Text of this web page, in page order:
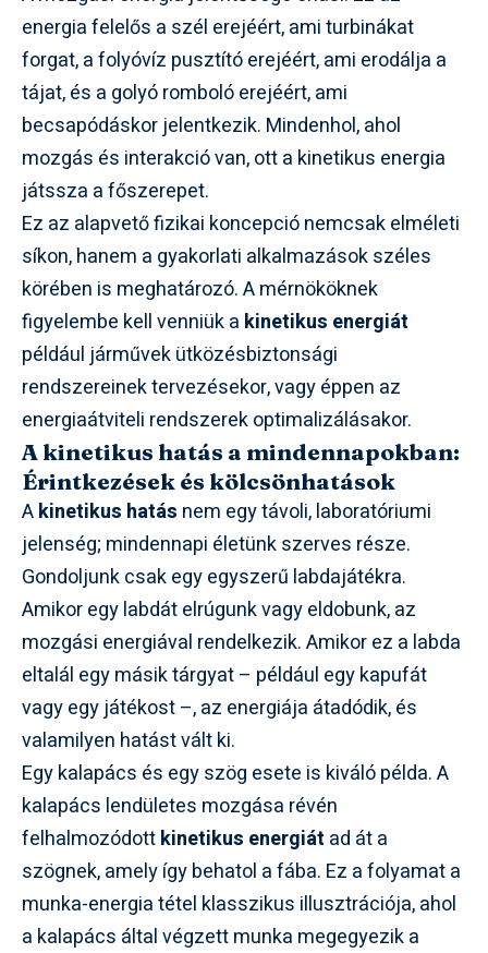
energia felelős a szél erejéért, ami turbinákat
forgat, a folyóvíz pusztító erejéért, ami erodálja a
tájat, és a golyó romboló erejéért, ami
becsapódáskor jelentkezik. Mindenhol, ahol
mozgás és interakció van, ott a kinetikus energia
játssza a főszerepet.
Ez az alapvető fizikai koncepció nemcsak elméleti
síkon, hanem a gyakorlati alkalmazások széles
körében is meghatározó. A mérnököknek
figyelembe kell venniük a kinetikus energiát
például járművek ütközésbiztonsági
rendszereinek tervezésekor, vagy éppen az
energiaátviteli rendszerek optimalizálásakor.
A kinetikus hatás a mindennapokban:
Érintkezések és kölcsönhatások
Akinetikus hatás nem egy távoli, laboratóriumi
jelenség; mindennapi életünk szerves része.
Gondoljunk csak egy egyszerű labdajátékra.
Amikor egy labdát elrúgunk vagy eldobunk, az
mozgási energiával rendelkezik. Amikor ez a labda
eltalál egy másik tárgyat – például egy kapufát
vagy egy játékost –, az energiája átadódik, és
valamilyen hatást vált ki.
Egy kalapács és egy szög esete is kiváló példa. A
kalapács lendületes mozgása révén
felhalmozódottkinetikus energiát ad át a
szögnek, amely így behatol a fába. Ez a folyamat a
munka-energia tétel klasszikus illusztrációja, ahol
a kalapács által végzett munka megegyezik a